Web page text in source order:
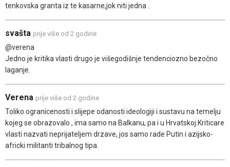
tenkovska granta iz te kasarne,jok niti jedna .
svašta prije više od 2 godine
@verena
Jedno je kritika vlasti drugo je višegodišnje tendenciozno bezočno
laganje.
Verena prije više od 2 godine
Toliko ogranicenosti i slijepe odanosti ideologiji i sustavu na temelju
kojeg se obrazovalo , ima samo na Balkanu, pa i u Hrvatskoj.Kriticare
vlasti nazvati neprijateljem drzave, jos samo rade Putin i azijsko-
africki militanti tribalnog tipa.